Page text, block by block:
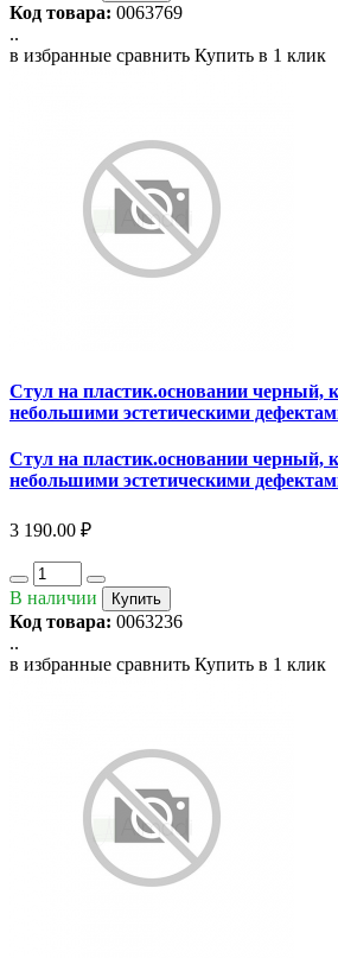
Код товара: 0063769
..
в избранные сравнить Купить в 1 клик
Стул на пластик.основании черный,
небольшими эстетическими
Стул на пластик.основании черный,
небольшими эстетическими
3 190.00 ₽
В наличии Купить
Код товара: 0063236
..
в избранные сравнить Купить в 1 клик